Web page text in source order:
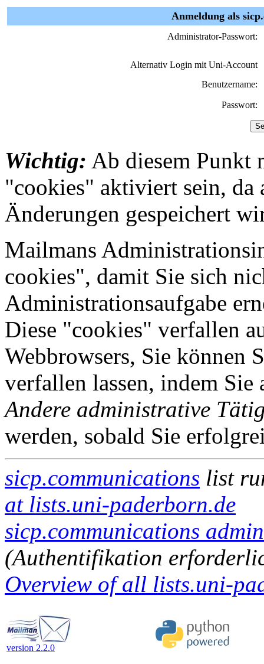
Anmeldung als
Administrator-Passwort:
Alternativ Login mit Uni-Account
Benutzername:
Passwort:
Wichtig: Ab diesem Punkt
"cookies" aktiviert sein, da
Änderungen gespeichert
Mailmans
cookies", damit Sie sich
Administrationsaufgabe
Diese "cookies" verfallen
Webbrowsers, Sie können
verfallen lassen, indem
Andere administrative
werden, sobald Sie
sicp.communications list
at lists.uni-paderborn.de
sicp.communications
(Authentifikation
Overview of all lists.uni-
version 2.2.0